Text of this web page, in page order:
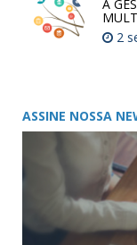
A
2
ASSINE NOSSA